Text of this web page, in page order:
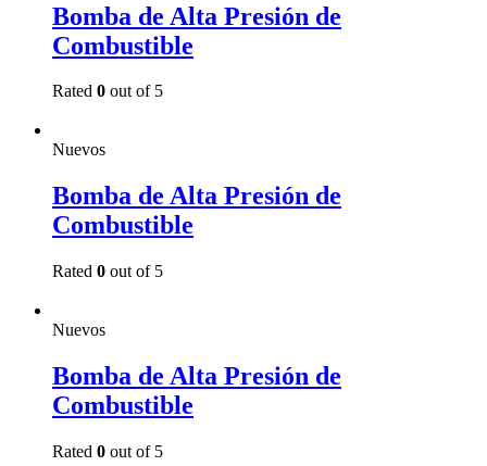
Bomba de Alta Presión de
Combustible
Rated 0 out of 5
Nuevos
Bomba de Alta Presión de
Combustible
Rated 0 out of 5
Nuevos
Bomba de Alta Presión de
Combustible
Rated 0 out of 5